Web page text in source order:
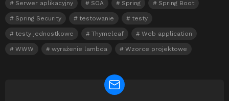
Serwer aplikacyjny SOA Spring Spring Boot
Spring Security testowanie testy
testy jednostkowe Thymeleaf Web application
WWW wyrażenie lambda Wzorce projektowe